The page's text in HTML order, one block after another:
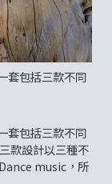
套包括三款不同
套包括三款不同
款設計以三種不
music，所